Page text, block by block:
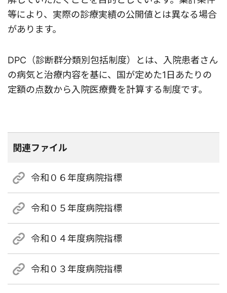
等により、実際の診療実績の公開値とは異なる場合
があります。
DPC（診断群分類別包括制度）とは、⼊院患者さん
の病気と治療内容を基に、国が定めた1⽇あたりの
定額の点数から入院医療費を計算する制度です。
関連ファイル
令和０６年度病院指標
令和０５年度病院指標
令和０４年度病院指標
令和０３年度病院指標